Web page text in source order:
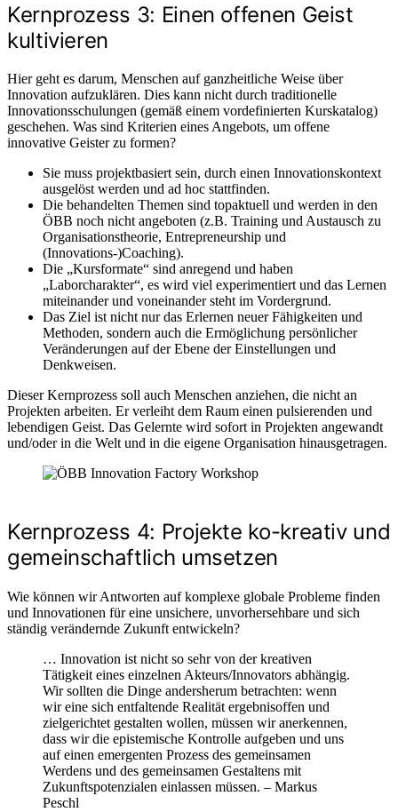
Kernprozess 3: Einen offenen Geist
kultivieren
Hier geht es darum, Menschen auf ganzheitliche Weise über
Innovation aufzuklären. Dies kann nicht durch traditionelle
Innovationsschulungen (gemäß einem vordefinierten Kurskatalog)
geschehen. Was sind Kriterien eines Angebots, um offene
innovative Geister zu formen?
Sie muss projektbasiert sein, durch einen Innovationskontext
ausgelöst werden und ad hoc stattfinden.
Die behandelten Themen sind topaktuell und werden in den
ÖBB noch nicht angeboten (z.B. Training und Austausch zu
Organisationstheorie, Entrepreneurship und
(Innovations-)Coaching).
Die „Kursformate“ sind anregend und haben
„Laborcharakter“, es wird viel experimentiert und das Lernen
miteinander und voneinander steht im Vordergrund.
Das Ziel ist nicht nur das Erlernen neuer Fähigkeiten und
Methoden, sondern auch die Ermöglichung persönlicher
Veränderungen auf der Ebene der Einstellungen und
Denkweisen.
Dieser Kernprozess soll auch Menschen anziehen, die nicht an
Projekten arbeiten. Er verleiht dem Raum einen pulsierenden und
lebendigen Geist. Das Gelernte wird sofort in Projekten angewandt
und/oder in die Welt und in die eigene Organisation hinausgetragen.
Kernprozess 4: Projekte ko-kreativ und
gemeinschaftlich umsetzen
Wie können wir Antworten auf komplexe globale Probleme finden
und Innovationen für eine unsichere, unvorhersehbare und sich
ständig verändernde Zukunft entwickeln?
… Innovation ist nicht so sehr von der kreativen
Tätigkeit eines einzelnen Akteurs/Innovators abhängig.
Wir sollten die Dinge andersherum betrachten: wenn
wir eine sich entfaltende Realität ergebnisoffen und
zielgerichtet gestalten wollen, müssen wir anerkennen,
dass wir die epistemische Kontrolle aufgeben und uns
auf einen emergenten Prozess des gemeinsamen
Werdens und des gemeinsamen Gestaltens mit
Zukunftspotenzialen einlassen müssen. – Markus
Peschl